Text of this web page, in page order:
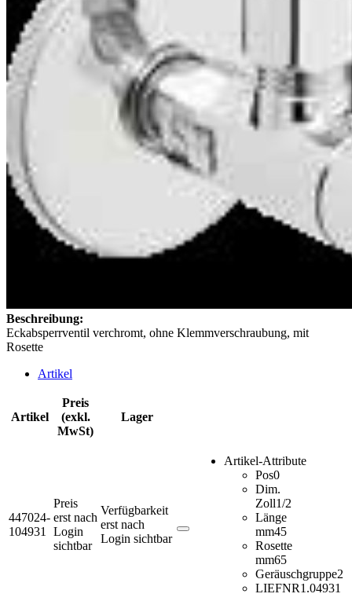
Beschreibung:
Eckabsperrventil verchromt, ohne Klemmverschraubung, mit
Rosette
Artikel
Artikel
Preis
(exkl.
MwSt)
Lager
447024-
104931
Preis
erst nach
Login
sichtbar
Verfügbarkeit
erst nach
Login sichtbar
Artikel-Attribute
Pos0
Dim.
Zoll1/2
Länge
mm45
Rosette
mm65
Geräuschgruppe2
LIEFNR1.04931